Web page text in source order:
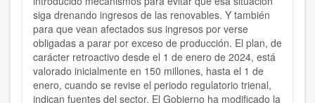
siga drenando ingresos de las renovables. Y también
para que vean afectados sus ingresos por verse
obligadas a parar por exceso de producción. El plan, de
carácter retroactivo desde el 1 de enero de 2024, está
valorado inicialmente en 150 millones, hasta el 1 de
enero, cuando se revise el periodo regulatorio trienal,
indican fuentes del sector. El Gobierno ha modificado la